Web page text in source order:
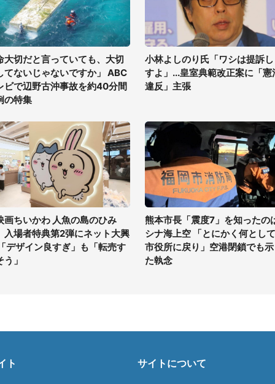
大切だと言っていても、大切
てないじゃないですか」 ABC
ビで辺野古沖事故を約40分間
の特集
小林よしのり氏「ワシは提訴
すよ」...皇室典範改正案に「憲
違反」主張
画ちいかわ 人魚の島のひみ
入場者特典第2弾にネット大興
デザイン良すぎ」も「転売す
」
熊本市長「震度7」を知ったの
シナ海上空 「とにかく何とし
市役所に戻り」空港閉鎖でも
た執念
ト サイトについて